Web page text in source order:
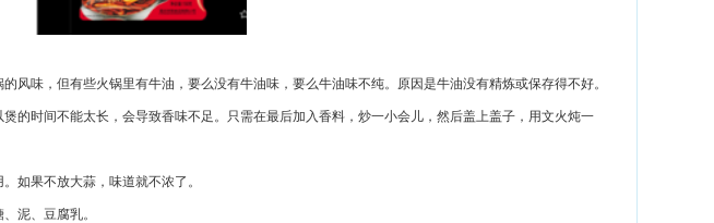
的风味，但有些火锅里有牛油 ，要么没有牛油味，要么牛油味不纯。原因是牛油没有精炼或保存得不好。
的时间不能太长，会导致香味不足。只需在最后加入香料，炒一小会儿，然后盖上盖子，用文火炖一
如果不放大蒜，味道就不浓了。
泥、豆腐乳。